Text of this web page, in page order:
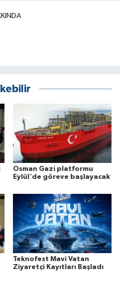
Osman Gazi platformu
Eylül'de göreve başlayacak
Teknofest Mavi Vatan
Ziyaretçi Kayıtları Başladı